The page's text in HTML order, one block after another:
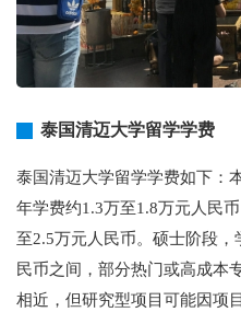
泰国清迈大学留学学费
泰国清迈大学留学学费如下：
年学费约1.3万至1.8万元人民
至2.5万元人民币。硕士阶段，
民币之间，部分热门或高成本
相近，但研究型项目可能因项